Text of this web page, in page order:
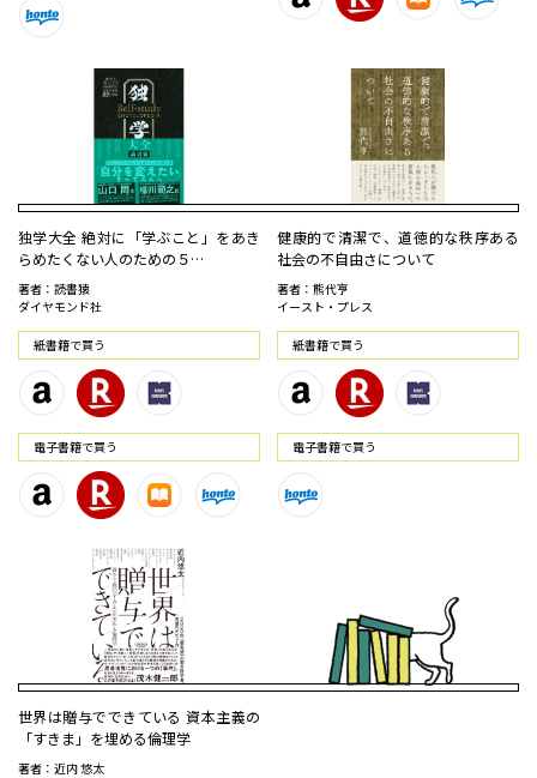
独学大全 絶対に「学ぶこと」をあき
らめたくない人のための５…
著者：読書猿
ダイヤモンド社
紙書籍で買う
電⼦書籍で買う
健康的で清潔で、道徳的な秩序ある
社会の不自由さについて
著者：熊代亨
イースト・プレス
紙書籍で買う
電⼦書籍で買う
世界は贈与でできている 資本主義の
「すきま」を埋める倫理学
著者：近内 悠太